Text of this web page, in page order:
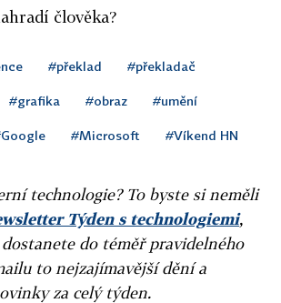
člověka?
#překlad #překladač
#grafika #obraz #umění
#Microsoft #Víkend HN
technologie? To byste si neměli
Týden s technologiemi,
do téměř pravidelného
to nejzajímavější dění a
za celý týden.